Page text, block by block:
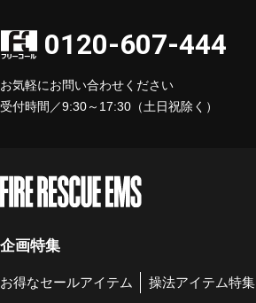
0120-607-444
お気軽にお問い合わせください
受付時間／9:30～17:30（土日祝除く）
企画特集
お得なセールアイテム 操法アイテム特集